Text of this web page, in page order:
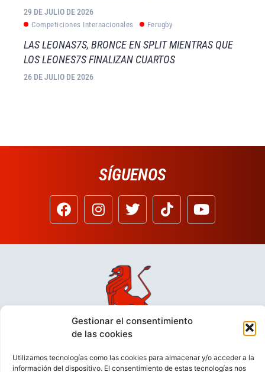
Gestionar el consentimiento
de las cookies
Utilizamos tecnologías como las cookies para almacenar y/o acceder a la
información del dispositivo. El consentimiento de estas tecnologías nos
29 DE JULIO DE 2026
Competiciones Internacionales Ferugby
LAS LEONAS7S, BRONCE EN SPLIT MIENTRAS QUE
LOS LEONES7S FINALIZAN CUARTOS
26 DE JULIO DE 2026
SÍGUENOS